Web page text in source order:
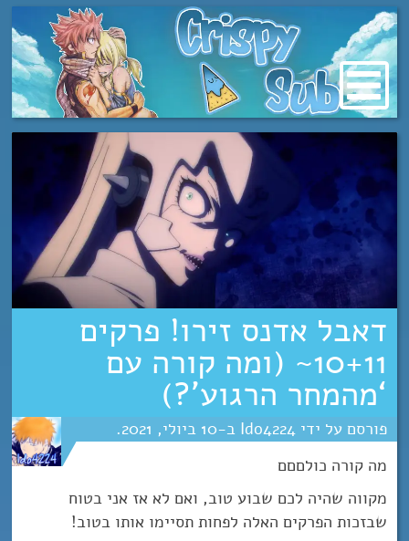
מעבר
לתוכן
דאבל אדנס זירו! פרקים
10+11~ (ומה קורה עם
‘מהמחר הרגוע’?)
Ido4224
10 יולי 2021
מה קורה כולםםם
מקווה שהיה לכם שבוע טוב, ואם לא אז אני בטוח
שבזכות הפרקים האלה לפחות תסיימו אותו בטוב!